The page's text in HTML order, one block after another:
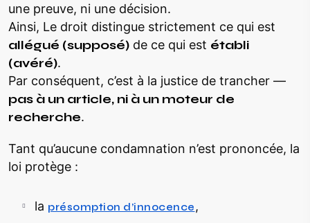
une preuve, ni une décision.
Ainsi, Le droit distingue strictement ce qui est
allégué (supposé) de ce qui est établi
(avéré).
Par conséquent, c’est à la justice de trancher —
pas à un article, ni à un moteur de
recherche.
Tant qu’aucune condamnation n’est prononcée, la
loi protège :
la présomption d’innocence ,